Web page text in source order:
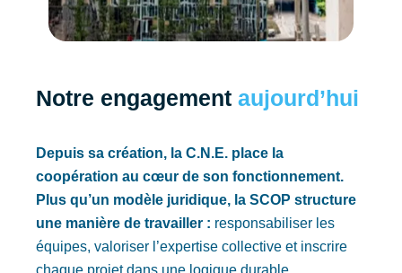
Notre engagementaujourd’hui
Depuis sa création, la C.N.E. place la
coopération au cœur de son fonctionnement.
Plus qu’un modèle juridique, la SCOP structure
une manière de travailler : responsabiliser les
équipes, valoriser l’expertise collective et inscrire